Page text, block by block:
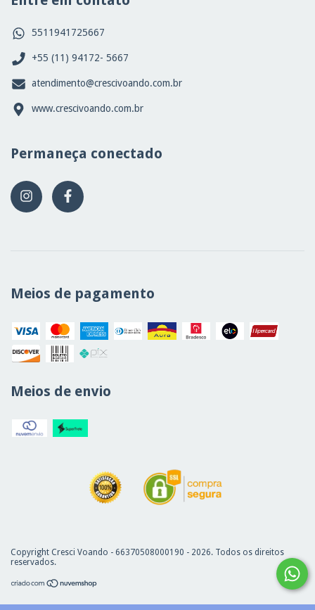
5511941725667
+55 (11) 94172- 5667
atendimento@crescivoando.com.br
www.crescivoando.com.br
Permaneça conectado
Meios de pagamento
Meios de envio
Copyright Cresci Voando - 66370508000190 - 2026. Todos os direitos
reservados.